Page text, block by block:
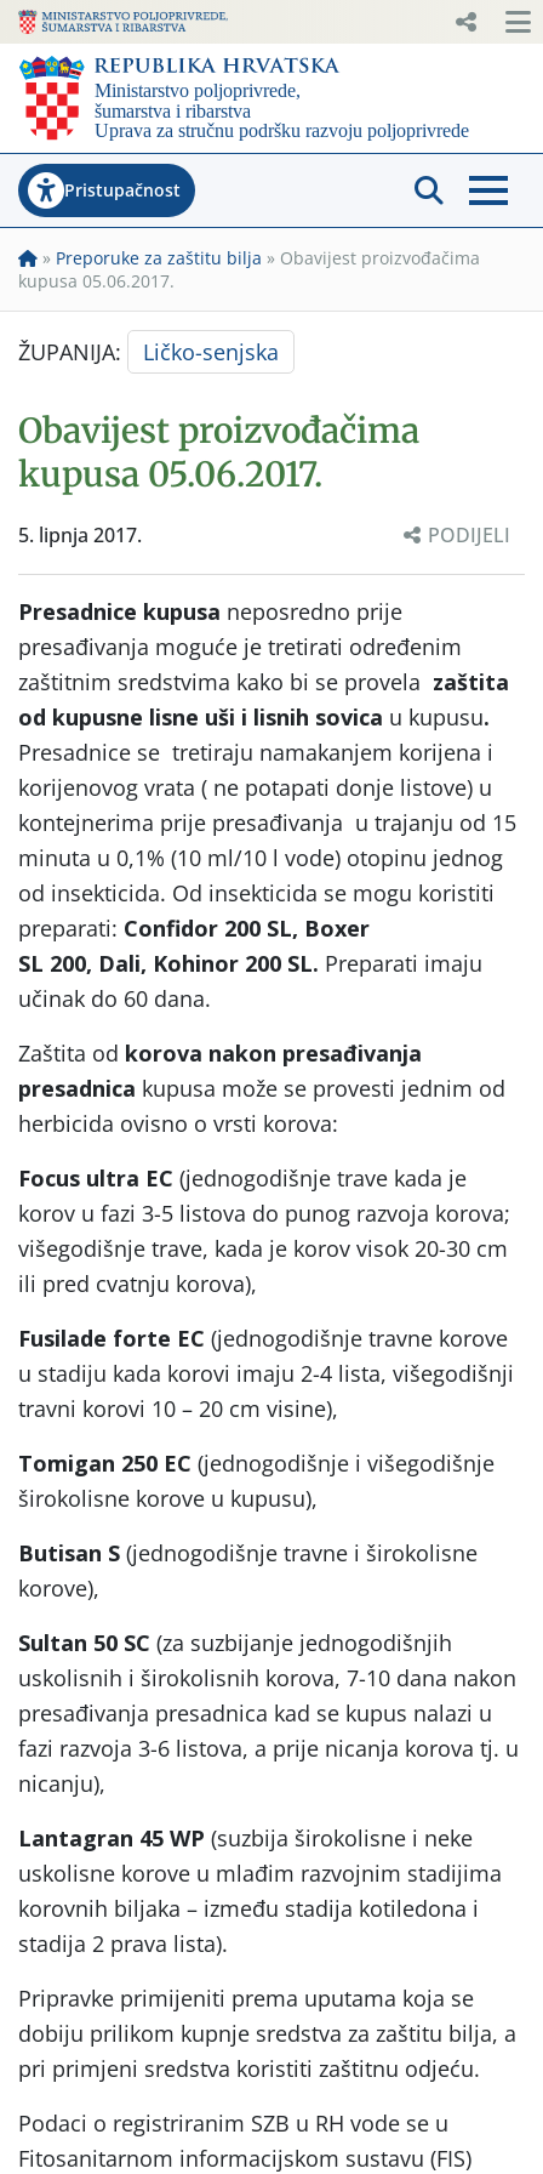
Pristupačnost
» Preporuke za zaštitu bilja » Obavijest proizvođačima
kupusa 05.06.2017.
ŽUPANIJA: Ličko-senjska
Obavijest proizvođačima
kupusa 05.06.2017.
5. lipnja 2017. PODIJELI
Presadnice kupusa neposredno prije
presađivanja moguće je tretirati određenim
zaštitnim sredstvima kako bi se provela zaštita
od kupusne lisne uši i lisnih sovica u kupusu.
Presadnice se tretiraju namakanjem korijena i
korijenovog vrata ( ne potapati donje listove) u
kontejnerima prije presađivanja u trajanju od 15
minuta u 0,1% (10 ml/10 l vode) otopinu jednog
od insekticida. Od insekticida se mogu koristiti
preparati: Confidor 200 SL, Boxer
SL 200, Dali, Kohinor 200 SL. Preparati imaju
učinak do 60 dana.
Zaštita od korova nakon presađivanja
presadnica kupusa može se provesti jednim od
herbicida ovisno o vrsti korova:
Focus ultra EC (jednogodišnje trave kada je
korov u fazi 3-5 listova do punog razvoja korova;
višegodišnje trave, kada je korov visok 20-30 cm
ili pred cvatnju korova),
Fusilade forte EC (jednogodišnje travne korove
u stadiju kada korovi imaju 2-4 lista, višegodišnji
travni korovi 10 – 20 cm visine),
Tomigan 250 EC (jednogodišnje i višegodišnje
širokolisne korove u kupusu),
Butisan S (jednogodišnje travne i širokolisne
korove),
Sultan 50 SC (za suzbijanje jednogodišnjih
uskolisnih i širokolisnih korova, 7-10 dana nakon
presađivanja presadnica kad se kupus nalazi u
fazi razvoja 3-6 listova, a prije nicanja korova tj. u
nicanju),
Lantagran 45 WP (suzbija širokolisne i neke
uskolisne korove u mlađim razvojnim stadijima
korovnih biljaka – između stadija kotiledona i
stadija 2 prava lista).
Pripravke primijeniti prema uputama koja se
dobiju prilikom kupnje sredstva za zaštitu bilja, a
pri primjeni sredstva koristiti zaštitnu odjeću.
Podaci o registriranim SZB u RH vode se u
Fitosanitarnom informacijskom sustavu (FIS)